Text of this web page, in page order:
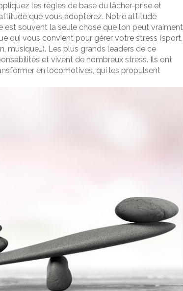
les règles de base du lâcher-prise et
que vous adopterez. Notre attitude
est souvent la seule chose que l’on peut vraiment
qui vous convient pour gérer votre stress (sport,
musique…). Les plus grands leaders de ce
et vivent de nombreux stress. Ils ont
en locomotives, qui les propulsent